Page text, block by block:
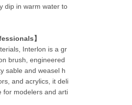
dip in warm water to
】
Interlon is a gr
brush, engineered
sable and weasel h
and acrylics, it deli
for modelers and arti